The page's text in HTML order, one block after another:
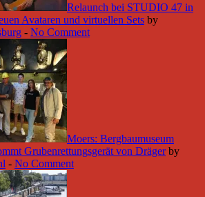
Relaunch bei STUDIO 47 in
Avataren und virtuellen Sets by
- No Comment
Moers: Bergbaumuseum
Grubenrettungsgerät von Dräger by
- No Comment